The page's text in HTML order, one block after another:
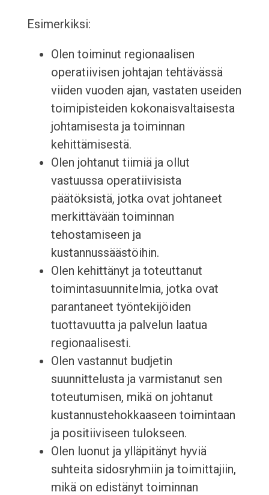
Esimerkiksi:
Olen toiminut regionaalisen
operatiivisen johtajan tehtävässä
viiden vuoden ajan, vastaten useiden
toimipisteiden kokonaisvaltaisesta
johtamisesta ja toiminnan
kehittämisestä.
Olen johtanut tiimiä ja ollut
vastuussa operatiivisista
päätöksistä, jotka ovat johtaneet
merkittävään toiminnan
tehostamiseen ja
kustannussäästöihin.
Olen kehittänyt ja toteuttanut
toimintasuunnitelmia, jotka ovat
parantaneet työntekijöiden
tuottavuutta ja palvelun laatua
regionaalisesti.
Olen vastannut budjetin
suunnittelusta ja varmistanut sen
toteutumisen, mikä on johtanut
kustannustehokkaaseen toimintaan
ja positiiviseen tulokseen.
Olen luonut ja ylläpitänyt hyviä
suhteita sidosryhmiin ja toimittajiin,
mikä on edistänyt toiminnan